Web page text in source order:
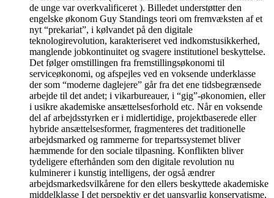
de unge var overkvalificeret ). Billedet understøtter den
engelske økonom Guy Standings teori om fremvæksten af et
nyt “prekariat”, i kølvandet på den digitale
teknologirevolution, karakteriseret ved indkomstusikkerhed,
manglende jobkontinuitet og svagere institutionel beskyttelse.
Det følger omstillingen fra fremstillingsøkonomi til
serviceøkonomi, og afspejles ved en voksende underklasse
der som “moderne daglejere” går fra det ene tidsbegrænsede
arbejde til det andet; i vikarbureauer, i “gig”-økonomien, eller
i usikre akademiske ansættelsesforhold etc. Når en voksende
del af arbejdsstyrken er i midlertidige, projektbaserede eller
hybride ansættelsesformer, fragmenteres det traditionelle
arbejdsmarked og rammerne for trepartssystemet bliver
hæmmende for den sociale tilpasning. Konflikten bliver
tydeligere efterhånden som den digitale revolution nu
kulminerer i kunstig intelligens, der også ændrer
arbejdsmarkedsvilkårene for den ellers beskyttede akademiske
middelklasse I det perspektiv er det uansvarlig konservatisme,